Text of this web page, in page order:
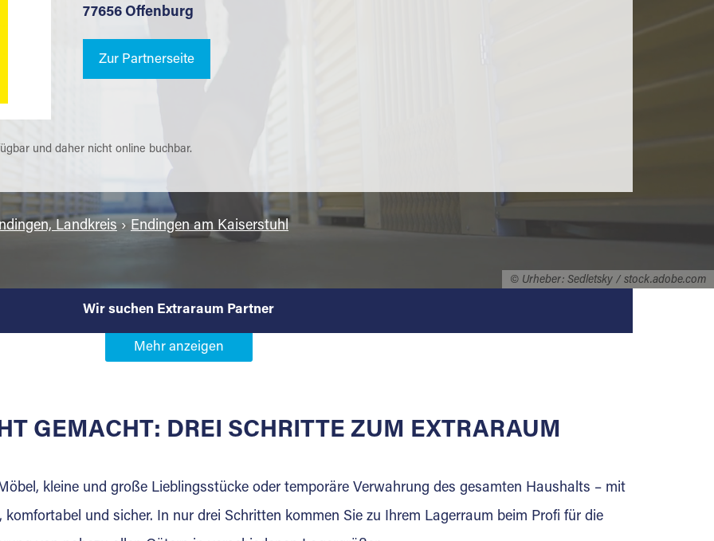
© Urheber: Sedletsky / stock.adobe.com
77656 Offenburg
Zur Partnerseite
und daher nicht online buchbar.
Landkreis › Endingen am Kaiserstuhl
Wir suchen Extraraum Partner
Partner in
für die Einlagerung von Umzugsgut gebaut wurde? Werden Sie jetzt Extraraum Partner und
GEMACHT: DREI SCHRITTE ZUM EXTRARAUM
kleine und große Lieblingsstücke oder temporäre Verwahrung des gesamten Haushalts – mit
und sicher. In nur drei Schritten kommen Sie zu Ihrem Lagerraum beim Profi für die